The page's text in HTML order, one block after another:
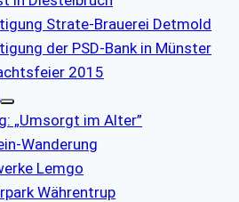
Strate-Brauerei Detmold
der PSD-Bank in Münster
2015
„Umsorgt im Alter”
Wanderung
Lemgo
Währentrup